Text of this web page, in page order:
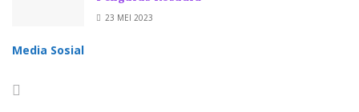
23 MEI 2023
Media Sosial